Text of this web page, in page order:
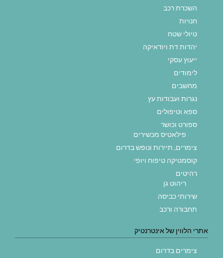
השכרת רכב
חנויות
טיולי שטח
יהדות דת ויודאיקה
ייעוץ עסקי
לימודים
מחשבים
נגרות ועבודות עץ
ספא וטיפולים
ספורט וכושר
פילאטיס מכשירים
צימרים, תיירות ונופש בדרום
קוסמטיקה טיפוח ויופי
רהיטים
ריהוט גן
שירותי כביסה
תחבורה ורכב
אתרי הלווין של אינטרנטיק
צימרים בדרום